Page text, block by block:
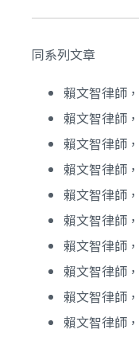
同系列文章
賴文智律師，
賴文智律師，
賴文智律師，
賴文智律師，
賴文智律師，
賴文智律師，
賴文智律師，
賴文智律師，
賴文智律師，
賴文智律師，